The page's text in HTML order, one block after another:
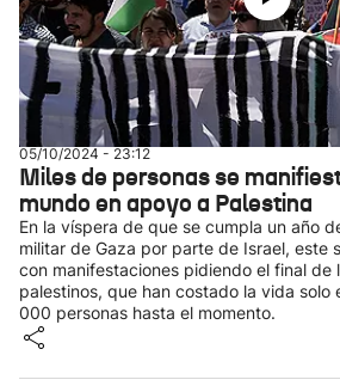
05/10/2024 - 23:12
Miles de personas se
mundo en apoyo a Palestina
En la víspera de que se cumpla un año
militar de Gaza por parte de Israel, este
con manifestaciones pidiendo el final de
palestinos, que han costado la vida solo
000 personas hasta el momento.